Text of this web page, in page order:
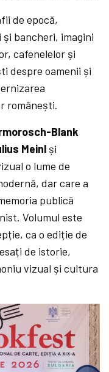
de epocă,
bancheri, imagini
cafenelelor și
despre oamenii și
românești.
Blank
Meinl și
o lume de
dar care a
publică
Volumul este
ca o ediție de
de istorie,
vizual și cultura